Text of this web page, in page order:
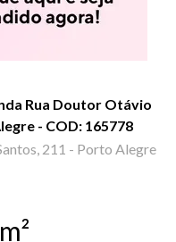
Rua Doutor Otávio
- COD: 165778
211 - Porto Alegre
m²